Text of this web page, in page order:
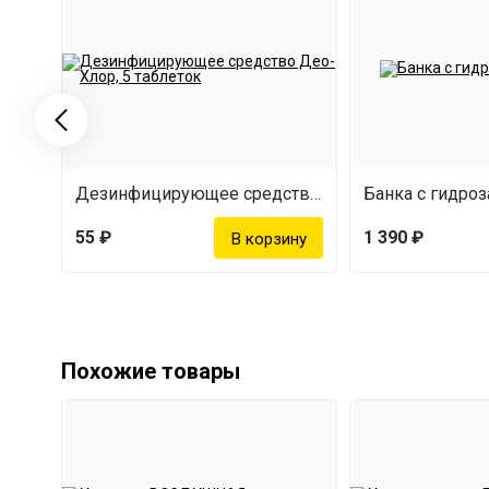
Дезинфицирующее средство Део-Хлор, 5 таблеток
55 ₽
Банка с
1 390 ₽
Похожие товары